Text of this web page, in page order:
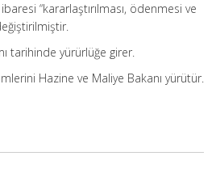
ibaresi “kararlaştırılması, ödenmesi ve
tarihinde yürürlüğe girer.
Hazine ve Maliye Bakanı yürütür.